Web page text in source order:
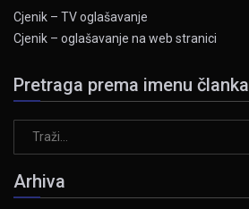
Cjenik – TV oglašavanje
Cjenik – oglašavanje na web stranici
Pretraga prema imenu članka
Arhiva